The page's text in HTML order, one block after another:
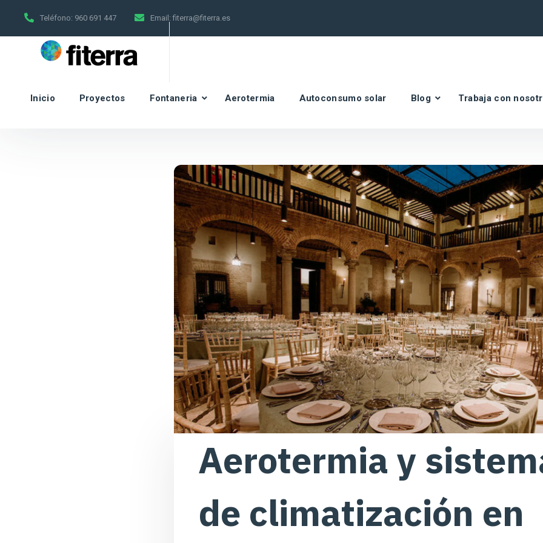
Teléfono: 960 691 447 Email: fiterra@fiterra.es
Inicio Proyectos Fontaneria Aerotermia Autoconsumo solar Blog Trabaja con
Aerotermia y
de climatización en